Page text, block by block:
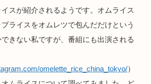
スが紹介されるようです。オムライス
ライスをオムレツで包んだだけという
きない私ですが、番組にも出演される
omelette_rice_china_tokyo/）